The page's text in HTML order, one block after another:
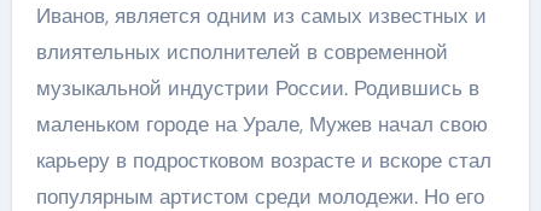
Иванов, является одним из самых известных и
влиятельных исполнителей в современной
музыкальной индустрии России. Родившись в
маленьком городе на Урале, Мужев начал свою
карьеру в подростковом возрасте и вскоре стал
популярным артистом среди молодежи. Но его